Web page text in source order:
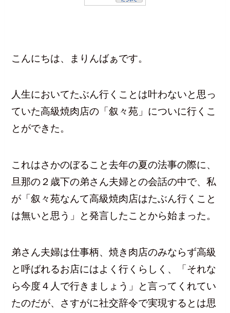
こんにちは、まりんばぁです。
人生においてたぶん行くことは叶わないと思っ
ていた高級焼肉店の「叙々苑」についに行くこ
とができた。
これはさかのぼること去年の夏の法事の際に、
旦那の２歳下の弟さん夫婦との会話の中で、私
が「叙々苑なんて高級焼肉店はたぶん行くこと
は無いと思う」と発言したことから始まった。
弟さん夫婦は仕事柄、焼き肉店のみならず高級
と呼ばれるお店にはよく行くらしく、「それな
ら今度４人で行きましょう」と言ってくれてい
たのだが、さすがに社交辞令で実現するとは思